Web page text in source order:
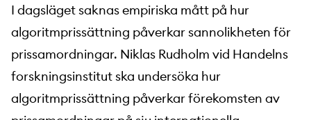
I dagsläget saknas empiriska mått på hur
algoritmprissättning påverkar sannolikheten för
prissamordningar. Niklas Rudholm vid Handelns
forskningsinstitut ska undersöka hur
algoritmprissättning påverkar förekomsten av